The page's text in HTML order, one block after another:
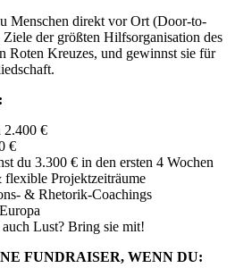
Menschen direkt vor Ort (Door-to-
der größten Hilfsorganisation des
Roten Kreuzes, und gewinnst sie für
2.400 €
€
du 3.300 € in den ersten 4 Wochen
Projektzeiträume
& Rhetorik-Coachings
Lust? Bring sie mit!
FUNDRAISER, WENN DU: